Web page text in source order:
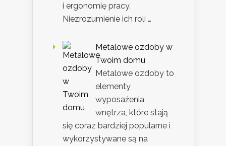
i ergonomię pracy.
Niezrozumienie ich roli …
Metalowe ozdoby w
Twoim domu
Metalowe ozdoby to
elementy
wyposażenia
wnętrza, które stają
się coraz bardziej popularne i
wykorzystywane są na